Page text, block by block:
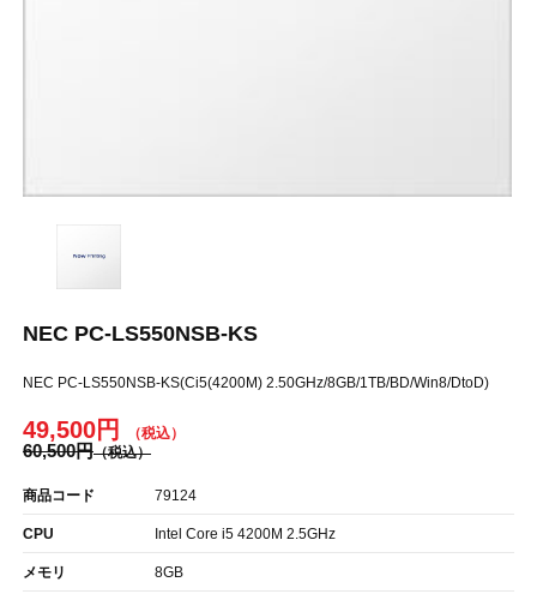
NEC PC-LS550NSB-KS
NEC PC-LS550NSB-KS(Ci5(4200M) 2.50GHz/8GB/1TB/BD/Win8/DtoD)
49,500円
60,500円
商品コード 79124
CPU Intel Core i5 4200M 2.5GHz
メモリ 8GB